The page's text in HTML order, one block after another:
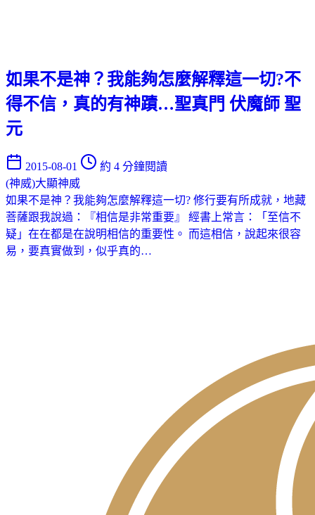
如果不是神？我能夠怎麼解釋這一切?不
得不信，真的有神蹟…聖真門 伏魔師 聖
元
2015-08-01
約 4 分鐘閱讀
(神威)大顯神威
如果不是神？我能夠怎麼解釋這一切? 修行要有所成就，地藏
菩薩跟我說過：『相信是非常重要』 經書上常言：「至信不
疑」在在都是在說明相信的重要性。 而這相信，說起來很容
易，要真實做到，似乎真的…